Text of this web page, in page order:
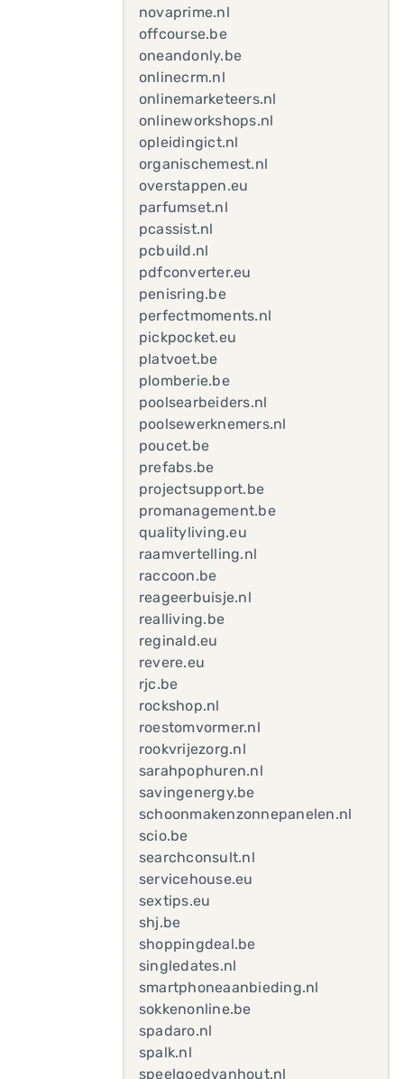
novaprime.nl
offcourse.be
oneandonly.be
onlinecrm.nl
onlinemarketeers.nl
onlineworkshops.nl
opleidingict.nl
organischemest.nl
overstappen.eu
parfumset.nl
pcassist.nl
pcbuild.nl
pdfconverter.eu
penisring.be
perfectmoments.nl
pickpocket.eu
platvoet.be
plomberie.be
poolsearbeiders.nl
poolsewerknemers.nl
poucet.be
prefabs.be
projectsupport.be
promanagement.be
qualityliving.eu
raamvertelling.nl
raccoon.be
reageerbuisje.nl
realliving.be
reginald.eu
revere.eu
rjc.be
rockshop.nl
roestomvormer.nl
rookvrijezorg.nl
sarahpophuren.nl
savingenergy.be
schoonmakenzonnepanelen.nl
scio.be
searchconsult.nl
servicehouse.eu
sextips.eu
shj.be
shoppingdeal.be
singledates.nl
smartphoneaanbieding.nl
sokkenonline.be
spadaro.nl
spalk.nl
speelgoedvanhout.nl